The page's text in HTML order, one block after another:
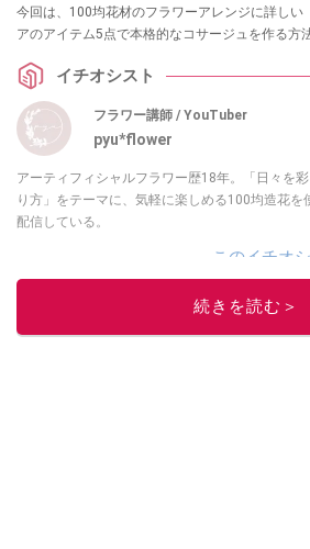
今回は、100均花材のフラワーアレンジに詳しい
アのアイテム5点で本格的なコサージュを作る方
しくご紹介します。
イチオシスト
フラワー講師 / YouTuber
pyu*flower
アーティフィシャルフラワー歴18年。「日々を
り方」をテーマに、気軽に楽しめる100均造花を
配信している。
このイチオ
続きを読む＞